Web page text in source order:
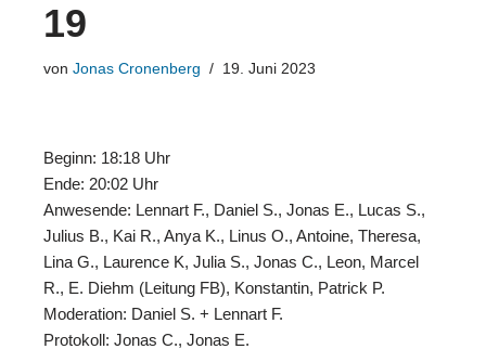
19
von Jonas Cronenberg 19. Juni 2023
Beginn: 18:18 Uhr
Ende: 20:02 Uhr
Anwesende: Lennart F., Daniel S., Jonas E., Lucas S.,
Julius B., Kai R., Anya K., Linus O., Antoine, Theresa,
Lina G., Laurence K, Julia S., Jonas C., Leon, Marcel
R., E. Diehm (Leitung FB), Konstantin, Patrick P.
Moderation: Daniel S. + Lennart F.
Protokoll: Jonas C., Jonas E.